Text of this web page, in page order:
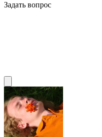
Задать вопрос